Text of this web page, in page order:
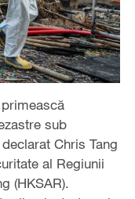
sub
Chris Tang
al Regiunii
(HKSAR).